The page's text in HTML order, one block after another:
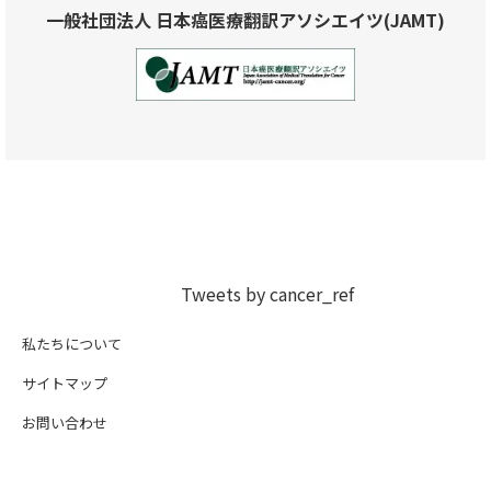
一般社団法人 日本癌医療翻訳アソシエイツ(JAMT)
Tweets by cancer_ref
私たちについて
サイトマップ
お問い合わせ